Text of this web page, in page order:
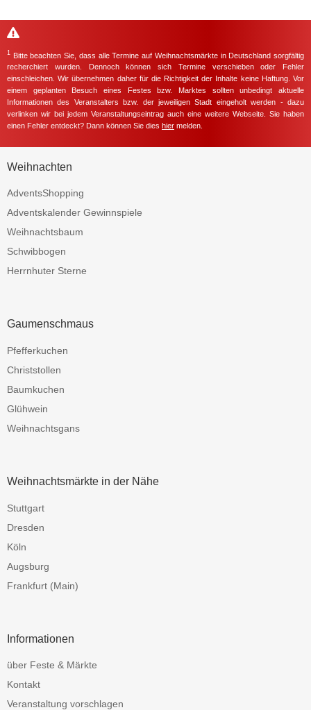
1
Bitte beachten Sie, dass alle Termine auf Weihnachtsmärkte in Deutschland sorgfältig
recherchiert wurden. Dennoch können sich Termine verschieben oder Fehler
einschleichen. Wir übernehmen daher für die Richtigkeit der Inhalte keine Haftung. Vor
einem geplanten Besuch eines Festes bzw. Marktes sollten unbedingt aktuelle
Informationen des Veranstalters bzw. der jeweiligen Stadt eingeholt werden - dazu
verlinken wir bei jedem Veranstaltungseintrag auch eine weitere Webseite. Sie haben
einen Fehler entdeckt? Dann können Sie dies hier melden.
Weihnachten
AdventsShopping
Adventskalender Gewinnspiele
Weihnachtsbaum
Schwibbogen
Herrnhuter Sterne
Gaumenschmaus
Pfefferkuchen
Christstollen
Baumkuchen
Glühwein
Weihnachtsgans
Weihnachtsmärkte in der Nähe
Stuttgart
Dresden
Köln
Augsburg
Frankfurt (Main)
Informationen
über Feste & Märkte
Kontakt
Veranstaltung vorschlagen